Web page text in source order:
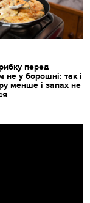
перед
у борошні: так і
менше і запах не